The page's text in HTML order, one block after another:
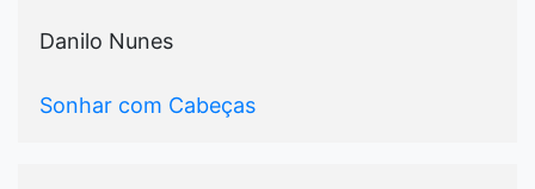
Danilo Nunes
Sonhar com Cabeças